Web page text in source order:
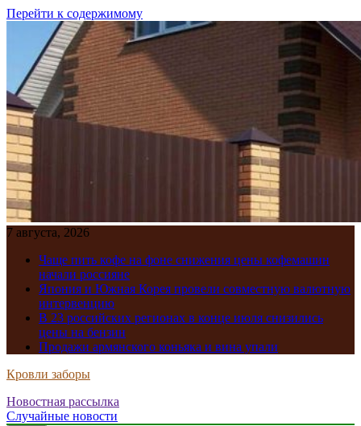
Перейти к содержимому
7 августа, 2026
Чаще пить кофе на фоне снижения цены кофемашин
начали россияне
Япония и Южная Корея провели совместную валютную
интервенцию
В 23 российских регионах в конце июля снизились
цены на бензин
Продажи армянского коньяка и вина упали
Кровли заборы
Новостная рассылка
Случайные новости